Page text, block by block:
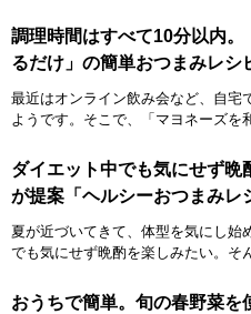
調理時間はすべて10分以内
るだけ」の簡単おつまみレシ
最近はオンライン飲み会など、自宅
ようです。そこで、「マヨネーズを
ダイエット中でも気にせず晩
が提案「ヘルシーおつまみレ
夏が近づいてきて、体型を気にし始
でも気にせず晩酌を楽しみたい。そ
おうちで簡単。旬の春野菜を